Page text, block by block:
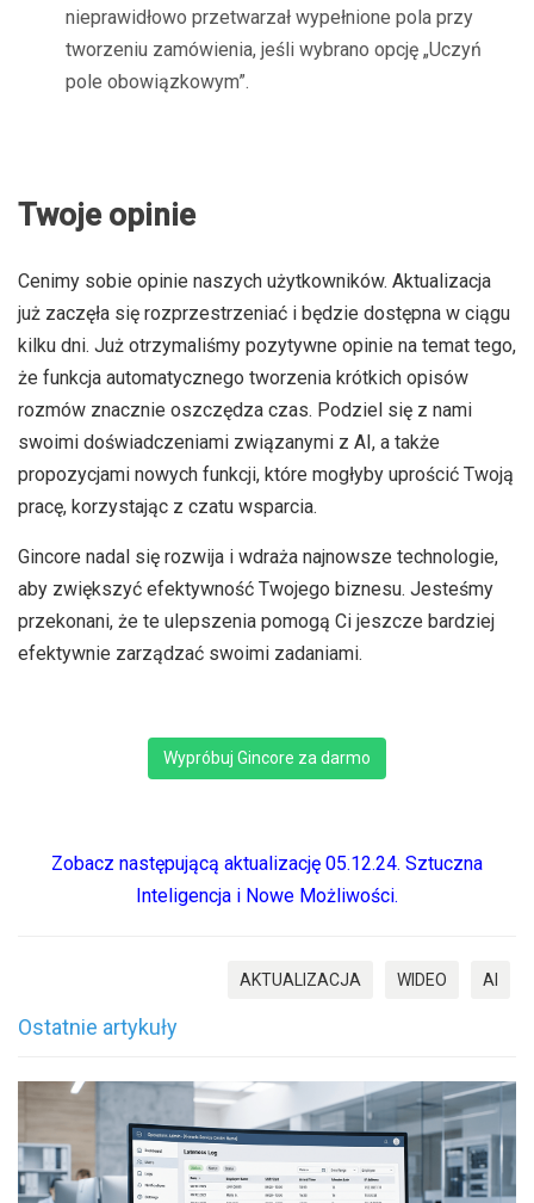
nieprawidłowo przetwarzał wypełnione pola przy
tworzeniu zamówienia, jeśli wybrano opcję „Uczyń
pole obowiązkowym”.
Twoje opinie
Cenimy sobie opinie naszych użytkowników. Aktualizacja
już zaczęła się rozprzestrzeniać i będzie dostępna w ciągu
kilku dni. Już otrzymaliśmy pozytywne opinie na temat tego,
że funkcja automatycznego tworzenia krótkich opisów
rozmów znacznie oszczędza czas. Podziel się z nami
swoimi doświadczeniami związanymi z AI, a także
propozycjami nowych funkcji, które mogłyby uprościć Twoją
pracę, korzystając z czatu wsparcia.
Gincore nadal się rozwija i wdraża najnowsze technologie,
aby zwiększyć efektywność Twojego biznesu. Jesteśmy
przekonani, że te ulepszenia pomogą Ci jeszcze bardziej
efektywnie zarządzać swoimi zadaniami.
Wypróbuj Gincore za darmo
Zobacz następującą aktualizację 05.12.24. Sztuczna
Inteligencja i Nowe Możliwości.
AKTUALIZACJA WIDEO AI
Ostatnie artykuły